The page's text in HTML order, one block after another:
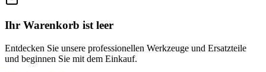
Ihr Warenkorb ist leer
Entdecken Sie unsere professionellen Werkzeuge und Ersatzteile
und beginnen Sie mit dem Einkauf.